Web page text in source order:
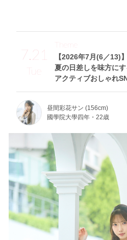
7.21
Tue
【2026年7月(6／13)】
夏の日差しを味方にす
アクティブおしゃれ
Theme
昼間彩花サン (156cm)
國學院大學四年・22歳